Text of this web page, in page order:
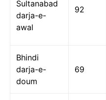
Sultanabad
darja-e-
awal
92
Bhindi
darja-e-
doum
69